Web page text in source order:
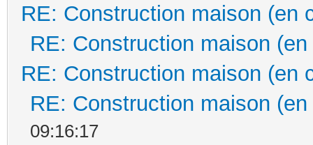
RE: Construction maison (en
RE: Construction maison
RE: Construction maison (en
RE: Construction maison
09:16:17